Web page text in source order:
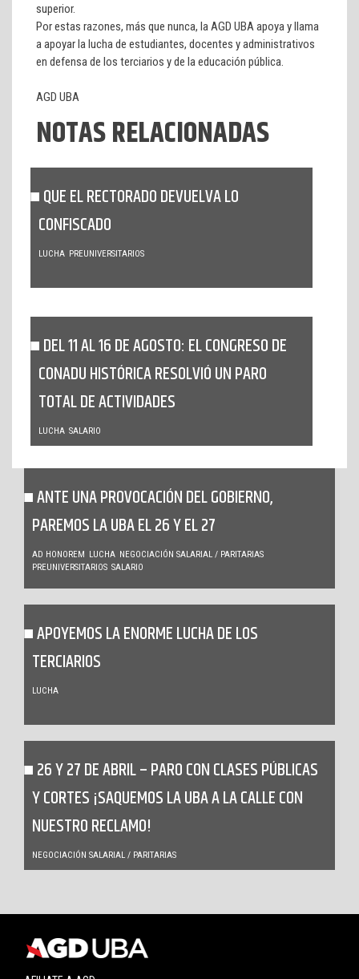
superior.
Por estas razones, más que nunca, la AGD UBA apoya y llama
a apoyar la lucha de estudiantes, docentes y administrativos
en defensa de los terciarios y de la educación pública.
AGD UBA
NOTAS RELACIONADAS
QUE EL RECTORADO DEVUELVA LO
CONFISCADO
LUCHA PREUNIVERSITARIOS
DEL 11 AL 16 DE AGOSTO: EL CONGRESO DE
CONADU HISTÓRICA RESOLVIÓ UN PARO
TOTAL DE ACTIVIDADES
LUCHA SALARIO
ANTE UNA PROVOCACIÓN DEL GOBIERNO,
PAREMOS LA UBA EL 26 Y EL 27
AD HONOREM LUCHA NEGOCIACIÓN SALARIAL / PARITARIAS
PREUNIVERSITARIOS SALARIO
APOYEMOS LA ENORME LUCHA DE LOS
TERCIARIOS
LUCHA
26 Y 27 DE ABRIL – PARO CON CLASES PÚBLICAS
Y CORTES ¡SAQUEMOS LA UBA A LA CALLE CON
NUESTRO RECLAMO!
NEGOCIACIÓN SALARIAL / PARITARIAS